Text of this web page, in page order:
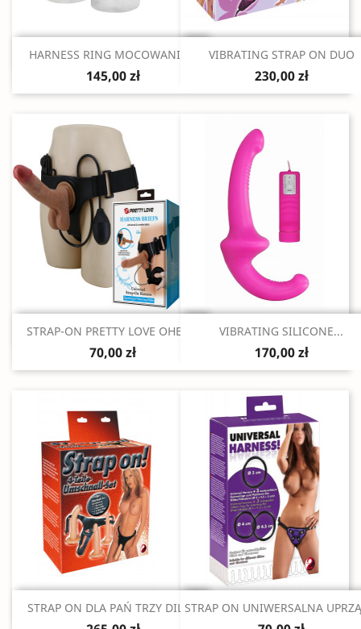
Szybki podgląd
HARNESS RING MOCOWANIE...
145,00 zł
Szybki podgląd
VIBRATING STRAP ON DUO
230,00 zł
Szybki podgląd
STRAP-ON PRETTY LOVE OHER...
70,00 zł
Szybki podgląd
VIBRATING SILICONE...
170,00 zł
Szybki podgląd
STRAP ON DLA PAŃ TRZY DILDA  Szybki podgląd
STRAP ON UNIWERSALNA